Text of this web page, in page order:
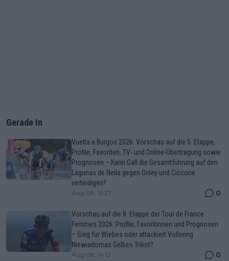
Gerade In
Vuelta a Burgos 2026: Vorschau auf die 5. Etappe,
Profile, Favoriten, TV- und Online-Übertragung sowie
Prognosen – Kann Gall die Gesamtführung auf den
Lagunas de Neila gegen Onley und Ciccone
verteidigen?
Aug 08, 15:27 0
Vorschau auf die 8. Etappe der Tour de France
Femmes 2026: Profile, Favoritinnen und Prognosen
– Sieg für Wiebes oder attackiert Vollering
Niewiadomas Gelbes Trikot?
Aug 08, 14:12 0